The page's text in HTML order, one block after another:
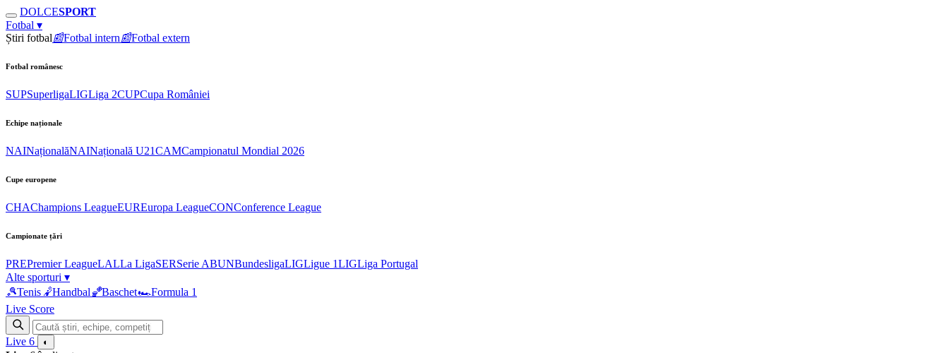
DOLCESPORT
Fotbal ▾
Știri fotbal📰Fotbal intern📰Fotbal extern
Fotbal românesc
SUPSuperligaLIGLiga 2CUPCupa României
Echipe naționale
NAINaționalăNAINațională U21CAMCampionatul Mondial 2026
Cupe europene
CHAChampions LeagueEUREuropa LeagueCONConference League
Campionate țări
PREPremier LeagueLALLa LigaSERSerie ABUNBundesligaLIGLigue 1LIGLiga Portugal
Alte sporturi ▾
🎾Tenis 🤾Handbal🏀Baschet🏎Formula 1
Live Score
Live 6 ◐